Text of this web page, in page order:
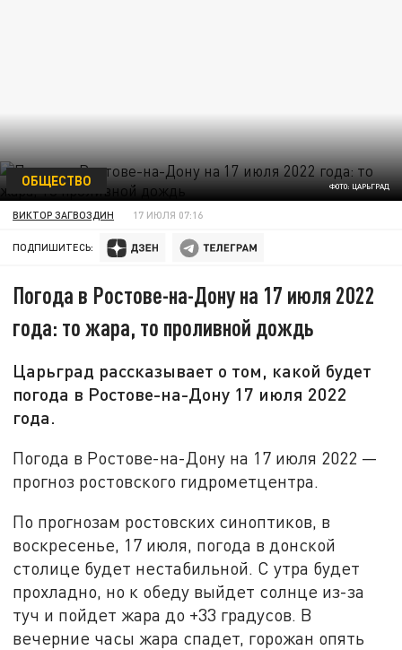
ФОТО: ЦАРЬГРАД
ОБЩЕСТВО
ВИКТОР ЗАГВОЗДИН 17 ИЮЛЯ 07:16
ПОДПИШИТЕСЬ:
Погода в Ростове-на-Дону на 17 июля 2022
года: то жара, то проливной дождь
Царьград рассказывает о том, какой будет
погода в Ростове-на-Дону 17 июля 2022
года.
Погода в Ростове-на-Дону на 17 июля 2022 —
прогноз ростовского гидрометцентра.
По прогнозам ростовских синоптиков, в
воскресенье, 17 июля, погода в донской
столице будет нестабильной. С утра будет
прохладно, но к обеду выйдет солнце из-за
туч и пойдет жара до +33 градусов. В
вечерние часы жара спадет, горожан опять